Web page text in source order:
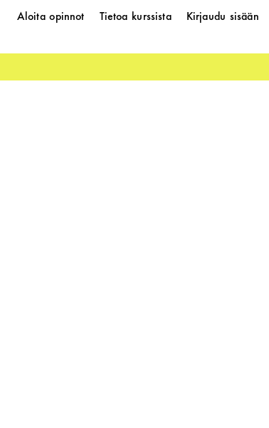
Aloita opinnot Tietoa kurssista Kirjaudu sisään